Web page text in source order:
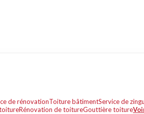
de rénovationToiture bâtimentService de
Rénovation de toitureGouttière toiture